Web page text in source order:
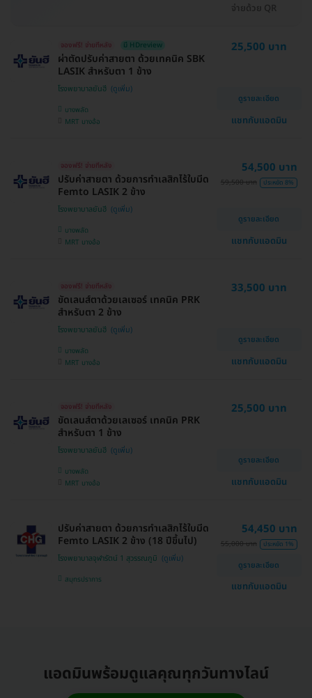
จองฟรี! จ่ายทีหลัง มี HDreview
ผ่าตัดปรับค่าสายตา ด้วยเทคนิค SBK
LASIK สำหรับตา 1 ข้าง
โรงพยาบาลยันฮี
บางพลัด
MRT บางอ้อ
25,500 บาท
ดูรายละเอียด
แชทกับแอดมิน
จองฟรี! จ่ายทีหลัง
ปรับค่าสายตา ด้วยการทำเลสิกไร้ใบมีด
Femto LASIK 2 ข้าง
โรงพยาบาลยันฮี
บางพลัด
MRT บางอ้อ
54,500 บาท
59,500 บาท ประหยัด 8%
ดูรายละเอียด
แชทกับแอดมิน
จองฟรี! จ่ายทีหลัง
ขัดเลนส์ตาด้วยเลเซอร์ เทคนิค PRK
สำหรับตา 2 ข้าง
โรงพยาบาลยันฮี
บางพลัด
MRT บางอ้อ
33,500 บาท
ดูรายละเอียด
แชทกับแอดมิน
จองฟรี! จ่ายทีหลัง
ขัดเลนส์ตาด้วยเลเซอร์ เทคนิค PRK
สำหรับตา 1 ข้าง
โรงพยาบาลยันฮี
บางพลัด
MRT บางอ้อ
25,500 บาท
ดูรายละเอียด
แชทกับแอดมิน
ปรับค่าสายตา ด้วยการทำเลสิกไร้ใบมีด
Femto LASIK 2 ข้าง (18 ปีขึ้นไป)
โรงพยาบาลจุฬารัตน์ 1 สุวรรณภูมิ
สมุทรปราการ
54,450 บาท
55,000 บาท ประหยัด 1%
ดูรายละเอียด
แชทกับแอดมิน
แอดมินพร้อมดูแลคุณทุกวันทางไลน์